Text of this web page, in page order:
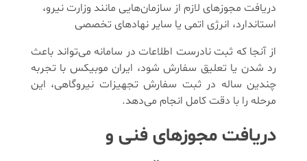
دریافت مجوزهای لازم از سازمان‌هایی مانند وزارت نیرو،
استاندارد، انرژی اتمی یا سایر نهادهای تخصصی
از آنجا که ثبت نادرست اطلاعات در سامانه می‌تواند باعث
رد شدن یا تعلیق سفارش شود، ایران موبیکس با تجربه
چندین ساله در ثبت سفارش تجهیزات نیروگاهی، این
مرحله را با دقت کامل انجام می‌دهد.
دریافت مجوزهای فنی و